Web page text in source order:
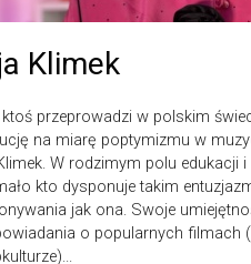
Klimek
ktoś przeprowadzi w polskim
na miarę poptymizmu w
W rodzimym polu edukacji
kto dysponuje takim
jak ona. Swoje
o popularnych filmach